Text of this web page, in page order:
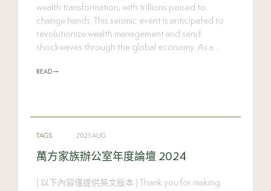
4__Blssu66Q&index=1 萬方家族辦公室年度論壇
2025：講者陣容介紹
https://www.youtube.com/watch?v=ek-
sopbqTZ8&list=PLh8bIGf4J4ZvjUhHnWlN214__Blss
族辦公室年度論壇2025，共同慶祝我們的十週年里程
wealth transformation, with trillions poised to
change hands. This seismic event is anticipated to
revolutionize wealth management and send
shockwaves through the global economy. As a
multi-family office […]
READ →
TAGS 2025 AUG
萬方家族辦公室年度論壇 2024
( 以下內容僅提供英文版本 ) Thank you for making